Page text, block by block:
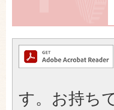
す。お持ち